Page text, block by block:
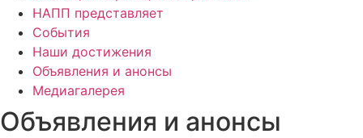
НАПП представляет
События
Наши достижения
Объявления и анонсы
Медиагалерея
Объявления и анонсы